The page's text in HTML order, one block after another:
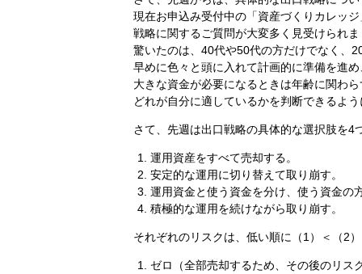
現在お申込み受付中の「資産づくりカレッ
戦略に関するご質問が大変多く見受けられ
驚いたのは、40代や50代の方だけでなく、
早めに色々と頭に入れて計画的に準備を進
大きな資金が必要になるときは年齢に関わ
どれが自分に適しているかを判断できるよ
さて、先週は出口戦略の具体的な選択肢を4
運用資産をすべて売却する。
安定的な運用に切り替えて取り崩す。
運用資金と使う資金を分け、使う資金の
積極的な運用を続けながら取り崩す。
それぞれのリスクは、低い順に（1）＜（2
ゼロ（全部売却するため、その後のリス